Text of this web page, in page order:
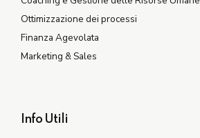
Ottimizzazione dei processi
Finanza Agevolata
Marketing & Sales
Info Utili